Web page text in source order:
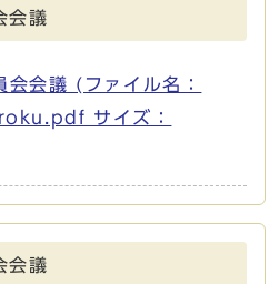
会議
会議 (ファイル名：
サイズ：
会議